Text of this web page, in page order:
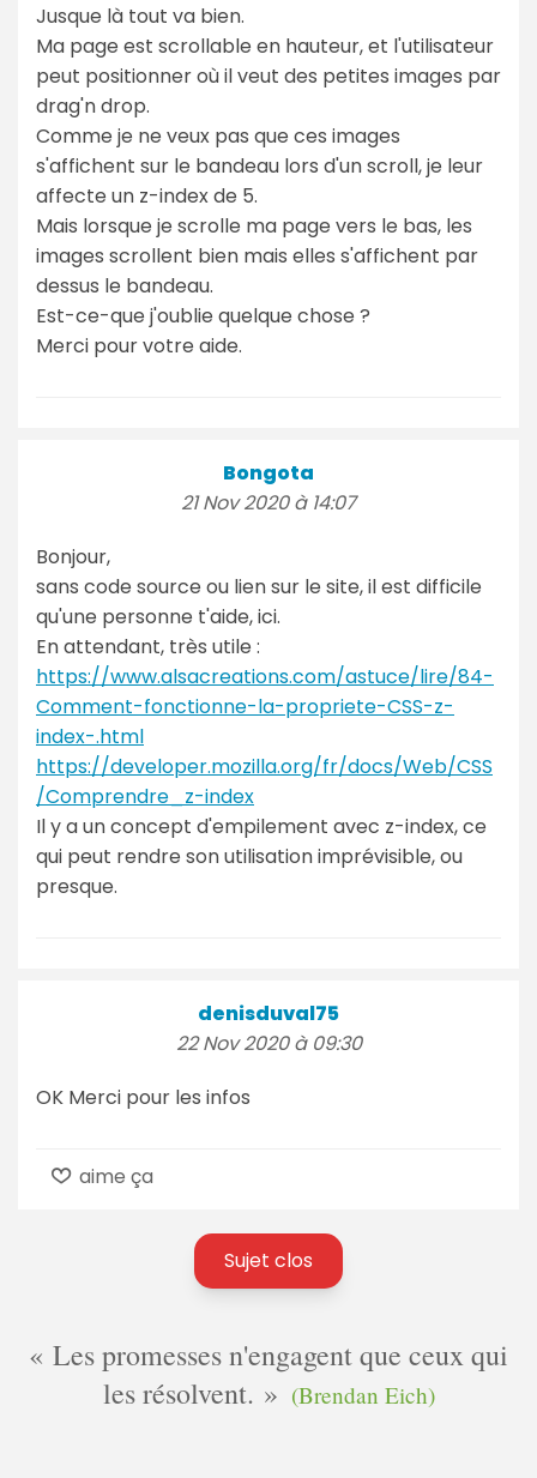
Jusque là tout va bien.
Ma page est scrollable en hauteur, et l'utilisateur
peut positionner où il veut des petites images par
drag'n drop.
Comme je ne veux pas que ces images
s'affichent sur le bandeau lors d'un scroll, je leur
affecte un z-index de 5.
Mais lorsque je scrolle ma page vers le bas, les
images scrollent bien mais elles s'affichent par
dessus le bandeau.
Est-ce-que j'oublie quelque chose ?
Merci pour votre aide.
Bongota
21 Nov 2020 à 14:07
Bonjour,
sans code source ou lien sur le site, il est difficile
qu'une personne t'aide, ici.
En attendant, très utile :
https://www.alsacreations.com/astuce/lire/84-
Comment-fonctionne-la-propriete-CSS-z-
index-.html
https://developer.mozilla.org/fr/docs/Web/CSS
/Comprendre_z-index
Il y a un concept d'empilement avec z-index, ce
qui peut rendre son utilisation imprévisible, ou
presque.
denisduval75
22 Nov 2020 à 09:30
OK Merci pour les infos
aime ça
Sujet clos
Les promesses n'engagent que ceux qui
les résolvent.
(Brendan Eich)